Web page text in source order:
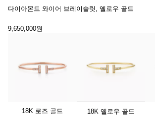
다이아몬드 와이어 브레이슬릿, 옐로우 골드
9,650,000원
18K 로즈 골드 선택됨
18K 옐로우 골드